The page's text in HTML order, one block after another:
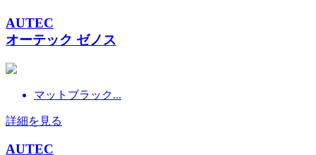
AUTEC
オーテック ゼノス
マットブラック...
詳細を見る
AUTEC